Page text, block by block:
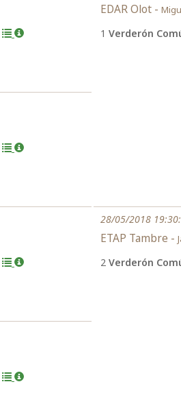
EDAR Olot -
1 Verderón
28/05/2018
ETAP Tambre -
2 Verderón